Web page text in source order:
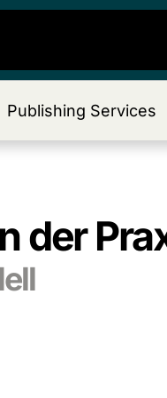
Publishing Services
der